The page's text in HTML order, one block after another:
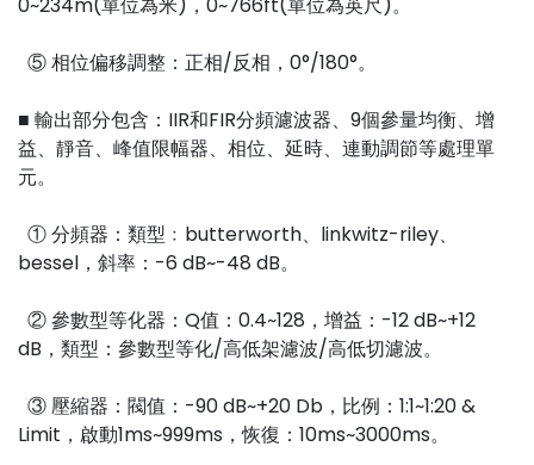
⑤ 相位偏移調整：正相/反相，0°/180°。
■ 輸出部分包含：IIR和FIR分頻濾波器、9個參量均衡、增
益、靜音、峰值限幅器、相位、延時、連動調節等處理單
元。
① 分頻器：類型﹕butterworth、linkwitz-riley、
bessel，斜率：-6 dB~-48 dB。
② 參數型等化器：Q值：0.4~128，增益：-12 dB~+12
dB，類型：參數型等化/高低架濾波/高低切濾波。
③ 壓縮器：閥值：-90 dB~+20 Db，比例：1:1~1:20 &
Limit，啟動1ms~999ms，恢復：10ms~3000ms。